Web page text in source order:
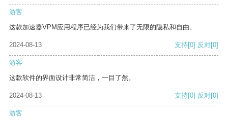
游客
这款加速器VPM应用程序已经为我们带来了无限的隐私和自由。
2024-08-13 支持[0] 反对[0]
游客
这款软件的界面设计非常简洁，一目了然。
2024-08-13 支持[0] 反对[0]
游客